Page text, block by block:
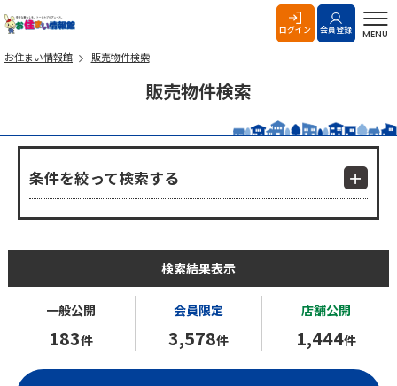
ログイン 会員登録 MENU
お住まい情報館 販売物件検索
販売物件検索
条件を絞って検索する
検索結果表示
一般公開
183件
会員限定
3,578件
店舗公開
1,444件